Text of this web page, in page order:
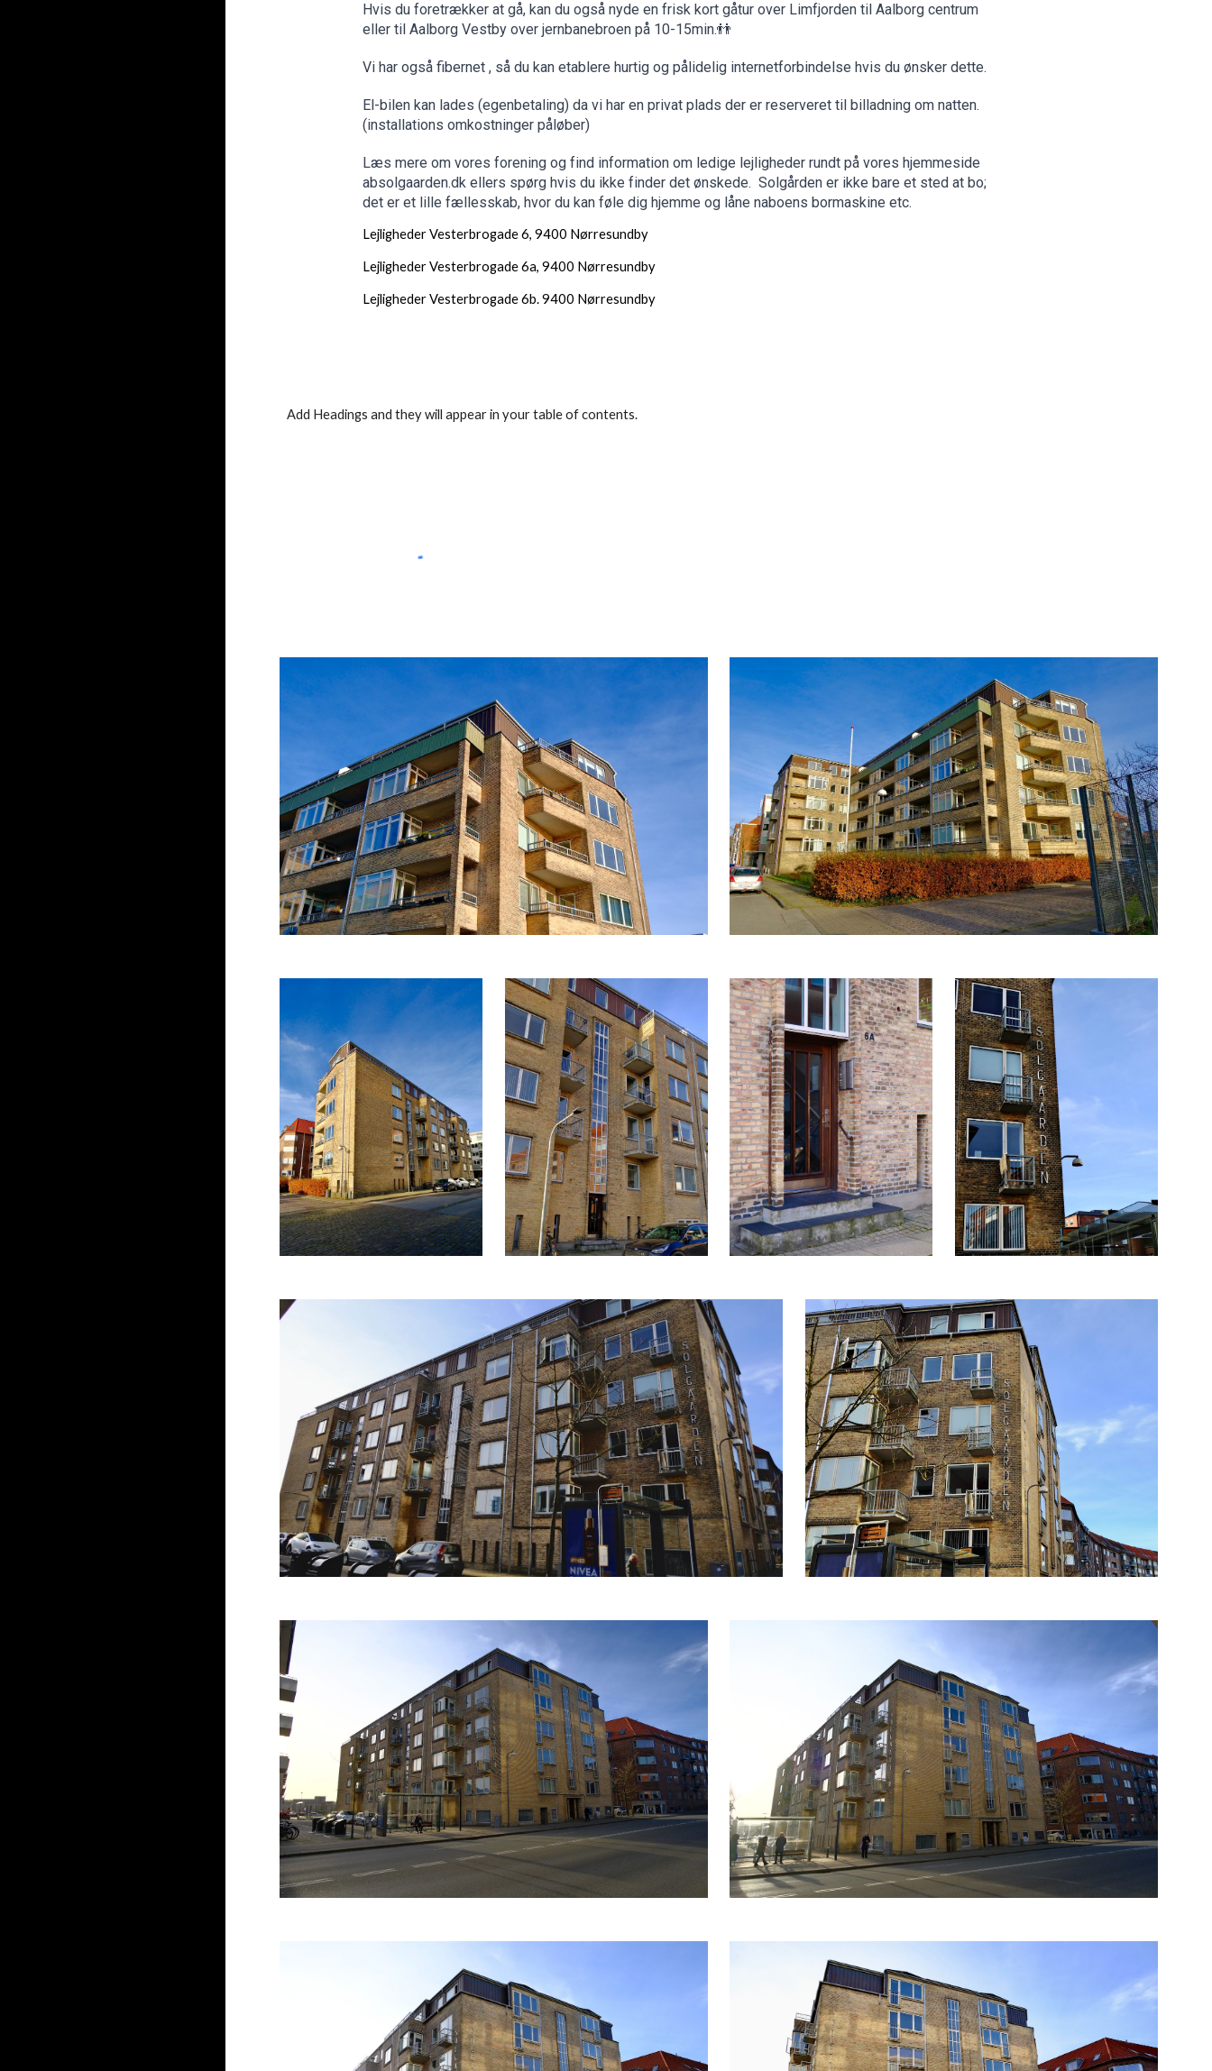
Hvis du foretrækker at gå, kan du også nyde en frisk kort gåtur over Limfjorden til Aalborg centrum
eller til Aalborg Vestby over jernbanebroen på 10-15min.👬
Vi har også fibernet , så du kan etablere hurtig og pålidelig internetforbindelse hvis du ønsker dette.
El-bilen kan lades (egenbetaling) da vi har en privat plads der er reserveret til billadning om natten.
(installations omkostninger påløber)
Læs mere om vores forening og find information om ledige lejligheder rundt på vores hjemmeside
absolgaarden.dk ellers spørg hvis du ikke finder det ønskede. Solgården er ikke bare et sted at bo;
det er et lille fællesskab, hvor du kan føle dig hjemme og låne naboens bormaskine etc.
Lejligheder Vesterbrogade 6, 9400 Nørresundby
Lejligheder Vesterbrogade 6a, 9400 Nørresundby
Lejligheder Vesterbrogade 6b. 9400 Nørresundby
Add Headings and they will appear in your table of contents.